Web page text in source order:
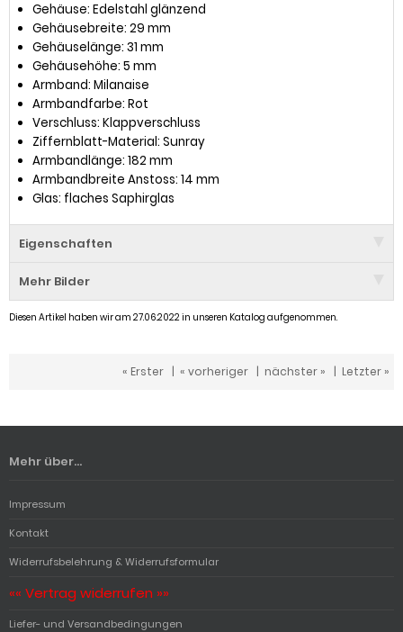
Gehäuse: Edelstahl glänzend
Gehäusebreite: 29 mm
Gehäuselänge: 31 mm
Gehäusehöhe: 5 mm
Armband: Milanaise
Armbandfarbe: Rot
Verschluss: Klappverschluss
Ziffernblatt-Material: Sunray
Armbandlänge: 182 mm
Armbandbreite Anstoss: 14 mm
Glas: flaches Saphirglas
Eigenschaften
Mehr Bilder
Diesen Artikel haben wir am 27.06.2022 in unseren Katalog aufgenommen.
« Erster | « vorheriger | nächster » | Letzter »
Mehr über...
Impressum
Kontakt
Widerrufsbelehrung & Widerrufsformular
«« Vertrag widerrufen »»
Liefer- und Versandbedingungen